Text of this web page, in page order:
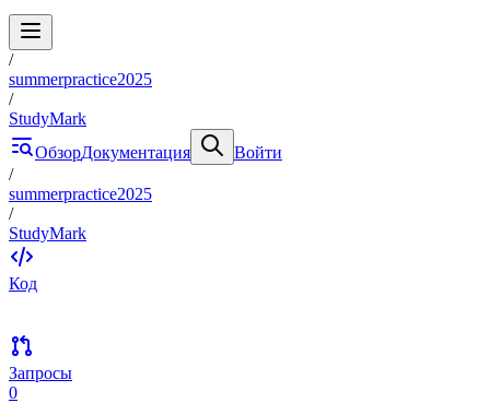
/
summerpractice2025
/
StudyMark
ОбзорДокументация
Войти
/
summerpractice2025
/
StudyMark
Код
Запросы
0